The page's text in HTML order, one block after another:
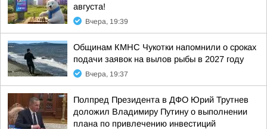
августа!
Вчера, 19:39
Общинам КМНС Чукотки напомнили о сроках
подачи заявок на вылов рыбы в 2027 году
Вчера, 19:37
Полпред Президента в ДФО Юрий Трутнев
доложил Владимиру Путину о выполнении
плана по привлечению инвестиций